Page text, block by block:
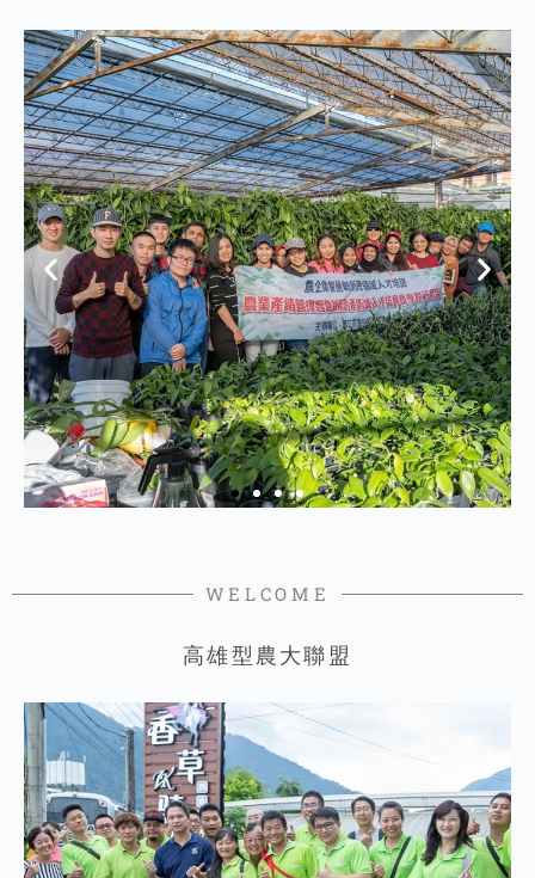
WELCOME
高雄型農大聯盟